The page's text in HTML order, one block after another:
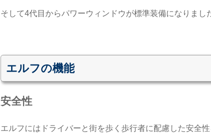
そして4代目からパワーウィンドウが標準装備になりまし
エルフの機能
安全性
エルフにはドライバーと街を歩く歩行者に配慮した安全